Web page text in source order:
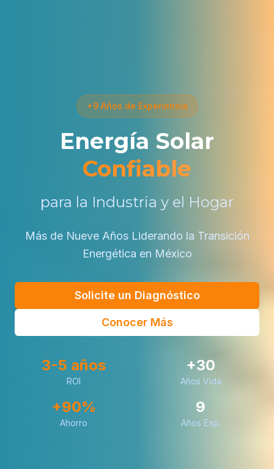
+9 Años de Experiencia
Energía Solar
Confiable
para la Industria y el Hogar
Más de Nueve Años Liderando la Transición
Energética en México
Solicite un Diagnóstico
Conocer Más
3-5 años
ROI
+30
Años Vida
+90%
Ahorro
9
Años Exp.